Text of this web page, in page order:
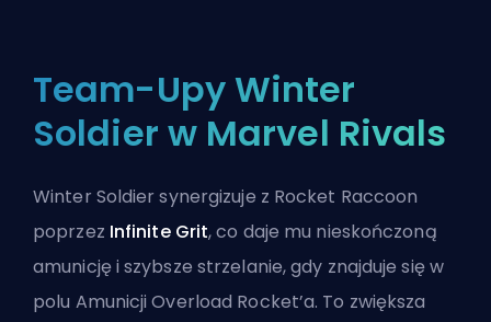
Team-Upy Winter
Soldier w Marvel Rivals
Winter Soldier synergizuje z Rocket Raccoon
poprzez Infinite Grit, co daje mu nieskończoną
amunicję i szybsze strzelanie, gdy znajduje się w
polu Amunicji Overload Rocket’a. To zwiększa